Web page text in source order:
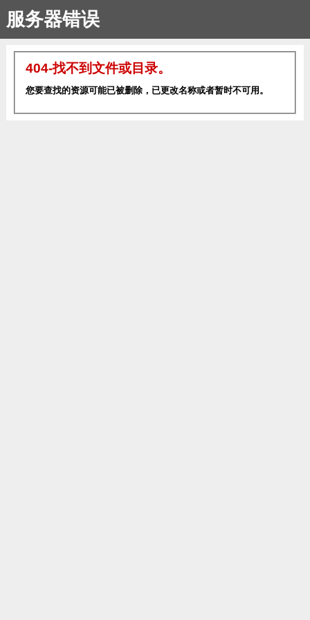
服务器错误
404-找不到文件或目录。
您要查找的资源可能已被删除，已更改名称或者暂时不可用。